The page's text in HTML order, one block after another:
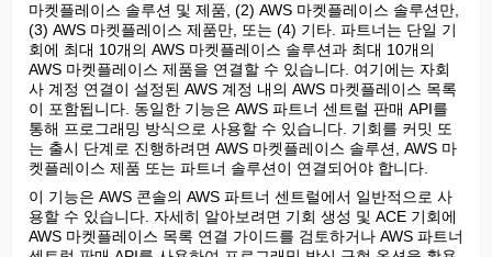
마켓플레이스 솔루션 및 제품, (2) AWS 마켓플레이스 솔루션만,
(3) AWS 마켓플레이스 제품만, 또는 (4) 기타. 파트너는 단일 기
회에 최대 10개의 AWS 마켓플레이스 솔루션과 최대 10개의
AWS 마켓플레이스 제품을 연결할 수 있습니다. 여기에는 자회
사 계정 연결이 설정된 AWS 계정 내의 AWS 마켓플레이스 목록
이 포함됩니다. 동일한 기능은 AWS 파트너 센트럴 판매 API를
통해 프로그래밍 방식으로 사용할 수 있습니다. 기회를 커밋 또
는 출시 단계로 진행하려면 AWS 마켓플레이스 솔루션, AWS 마
켓플레이스 제품 또는 파트너 솔루션이 연결되어야 합니다.
이 기능은 AWS 콘솔의 AWS 파트너 센트럴에서 일반적으로 사
용할 수 있습니다. 자세히 알아보려면 기회 생성 및 ACE 기회에
AWS 마켓플레이스 목록 연결 가이드를 검토하거나 AWS 파트너